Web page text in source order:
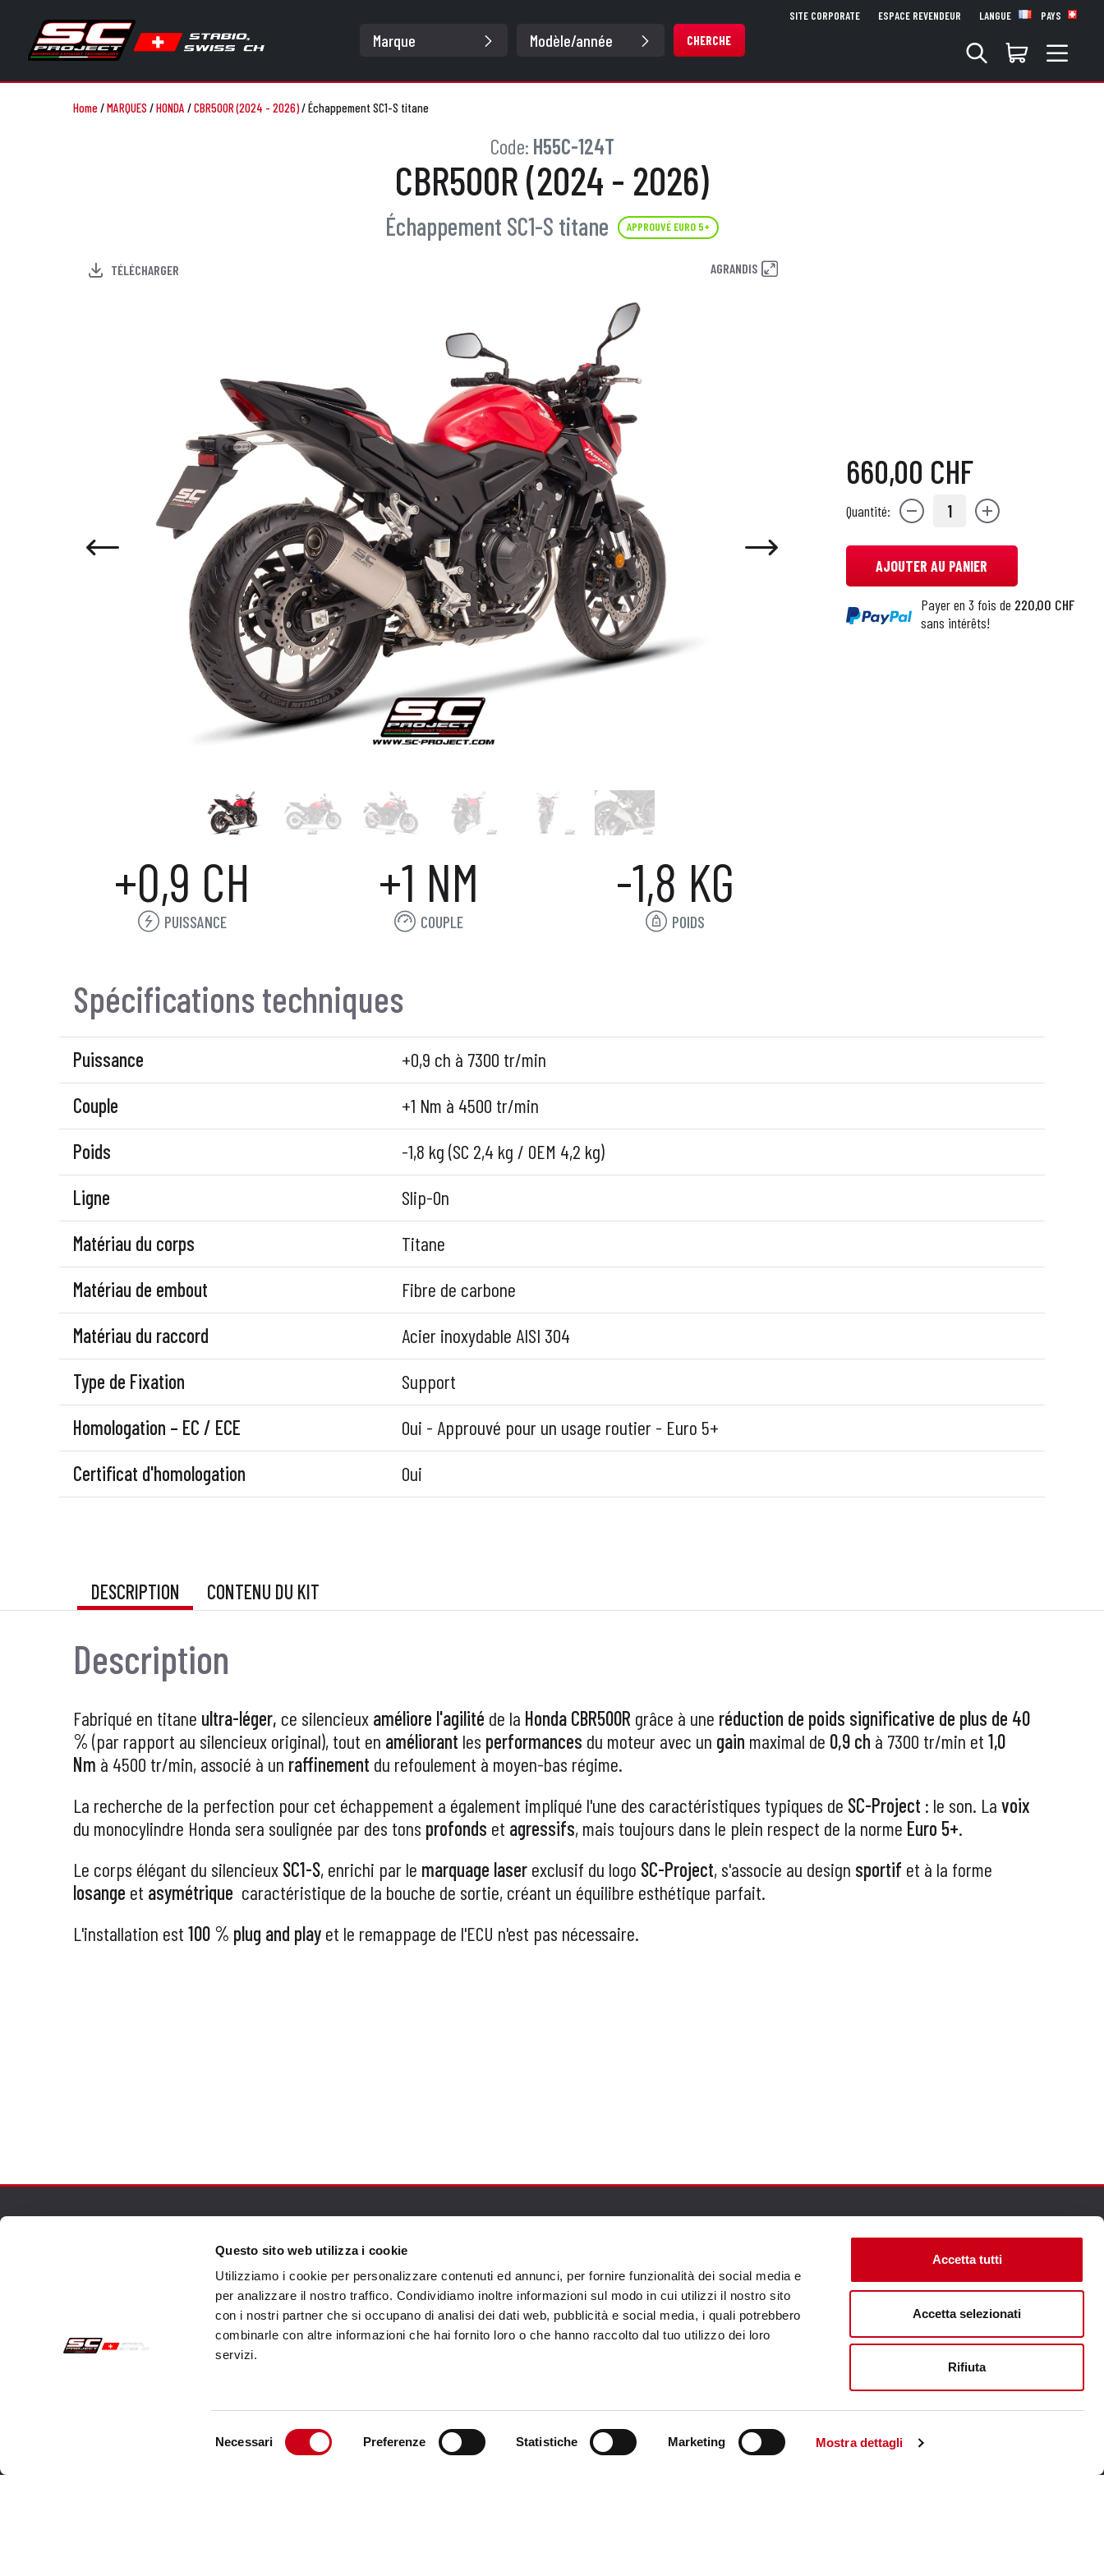
Questo sito web utilizza i cookie
Utilizziamo i cookie per personalizzare contenuti ed annunci, per fornire funzionalità dei social media e
per analizzare il nostro traffico. Condividiamo inoltre informazioni sul modo in cui utilizzi il nostro sito
con i nostri partner che si occupano di analisi dei dati web, pubblicità e social media, i quali potrebbero
combinarle con altre informazioni che hai fornito loro o che hanno raccolto dal tuo utilizzo dei loro
servizi.
Necessari Preferenze Statistiche Marketing Mostra dettagli
Accetta tutti
Accetta selezionati
Rifiuta
CHERCHE
SITE CORPORATE ESPACE REVENDEUR LANGUE PAYS
Home/MARQUES /HONDA /CBR500R (2024 - 2026)/Échappement SC1-S titane
Code: H55C-124T
CBR500R (2024 - 2026)
Échappement SC1-S titane APPROUVÉ EURO 5+
TÉLÉCHARGER AGRANDIS
660,00 CHF
Quantité: 1
AJOUTER AU PANIER
Payer en 3 fois de 220,00 CHF
sans intérêts!
+0,9 CH
PUISSANCE
+1 NM
COUPLE
-1,8 KG
POIDS
Spécifications techniques
Puissance
+0,9 ch à 7300 tr/min
Couple
+1 Nm à 4500 tr/min
Poids
-1,8 kg (SC 2,4 kg / OEM 4,2 kg)
Ligne
Slip-On
Matériau du corps
Titane
Matériau de embout
Fibre de carbone
Matériau du raccord
Acier inoxydable AISI 304
Type de Fixation
Support
Homologation – EC / ECE
Oui - Approuvé pour un usage routier - Euro 5+
Certificat d'homologation
Oui
DESCRIPTION CONTENU DU KIT
Description
Fabriqué en titane ultra-léger, ce silencieux améliore l'agilité de la Honda CBR500R grâce à une réduction de poids significative de plus de 40
% (par rapport au silencieux original), tout en améliorant les performances du moteur avec un gain maximal de 0,9 ch à 7300 tr/min et 1,0
Nm à 4500 tr/min, associé à un raffinement du refoulement à moyen-bas régime.
La recherche de la perfection pour cet échappement a également impliqué l'une des caractéristiques typiques de SC-Project : le son. La voix
du monocylindre Honda sera soulignée par des tons profonds et agressifs, mais toujours dans le plein respect de la norme Euro 5+.
Le corps élégant du silencieux SC1-S, enrichi par le marquage laser exclusif du logo SC-Project, s'associe au design sportif et à la forme
losange et asymétrique caractéristique de la bouche de sortie, créant un équilibre esthétique parfait.
L'installation est 100 % plug and playet le remappage de l'ECU n'est pas nécessaire.
Commandes Sécurisées
Garantie
Informations sur le traitement des Données
Service à la Clientèle
Expédition
Service client
Visite le site corporate